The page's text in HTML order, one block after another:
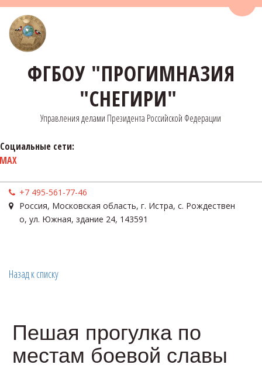
ФГБОУ "ПРОГИМНАЗИЯ
"СНЕГИРИ"
Управления делами Президента Российской Федерации
Социальные сети:
MAX
+7 495-561-77-46
Россия, Московская область, г. Истра, с. Рождествен
о, ул. Южная, здание 24, 143591
Назад к списку
Пешая прогулка по
местам боевой славы